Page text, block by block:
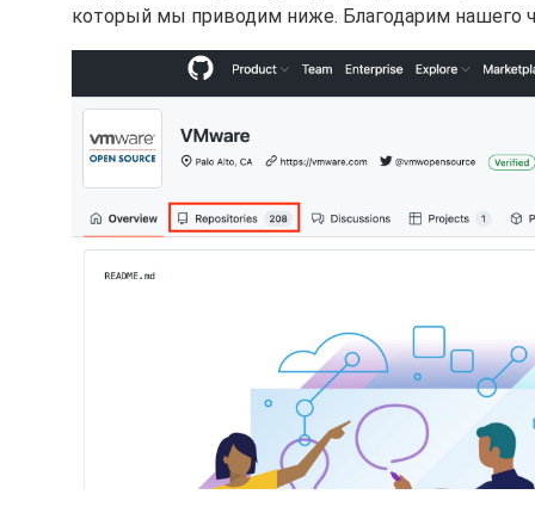
который мы приводим ниже. Благодарим нашего